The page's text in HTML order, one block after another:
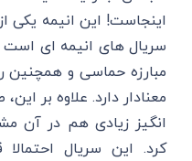
اینجاست! این انیمه یکی
سریال های انیمه ای
مبارزه حماسی و همچنین
معنادار دارد. علاوه بر
انگیز زیادی هم در آن
کرد. این سریال احتمالا